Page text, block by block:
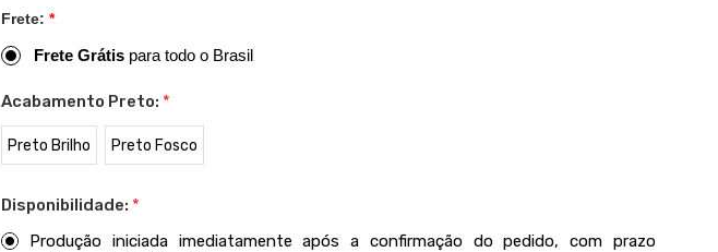
Frete: *
Frete Grátis para todo o Brasil
Acabamento Preto: *
Preto Brilho Preto Fosco
Disponibilidade: *
Produção iniciada imediatamente após a confirmação do pedido, com prazo